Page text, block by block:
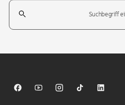
Suchfeld
Sparkasse auf Facebook
Sparkasse auf Youtube
Sparkasse aufSparkasse auf